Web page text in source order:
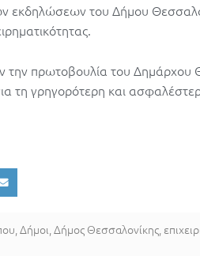
εκδηλώσεων του Δήμου
την πρωτοβουλία του Δημάρχου
τη γρηγορότερη και
,Δήμοι,Δήμος Θεσσαλονίκης,